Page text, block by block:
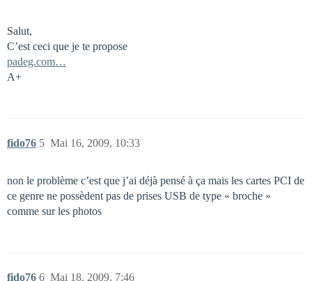
Salut,
C’est ceci que je te propose
padeg.com…
A+
fido76 Mai 16, 2009, 10:33
5
non le problème c’est que j’ai déjà pensé à ça mais les cartes PCI de
ce genre ne possèdent pas de prises USB de type « broche »
comme sur les photos
fido76 Mai 18, 2009, 7:46
6